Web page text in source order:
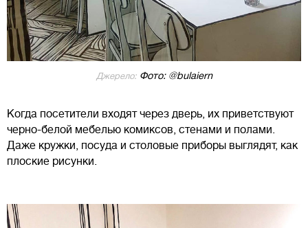
Джерело:Фото: @bulaiern
Когда посетители входят через дверь, их приветствуют
черно-белой мебелью комиксов, стенами и полами.
Даже кружки, посуда и столовые приборы выглядят, как
плоские рисунки.